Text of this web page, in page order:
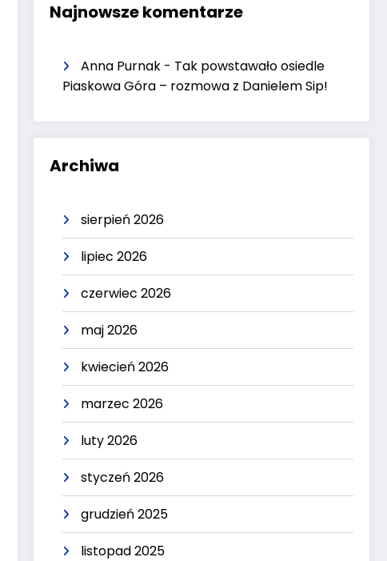
Najnowsze komentarze
Anna Purnak - Tak powstawało osiedle
Piaskowa Góra – rozmowa z Danielem Sip!
Archiwa
sierpień 2026
lipiec 2026
czerwiec 2026
maj 2026
kwiecień 2026
marzec 2026
luty 2026
styczeń 2026
grudzień 2025
listopad 2025